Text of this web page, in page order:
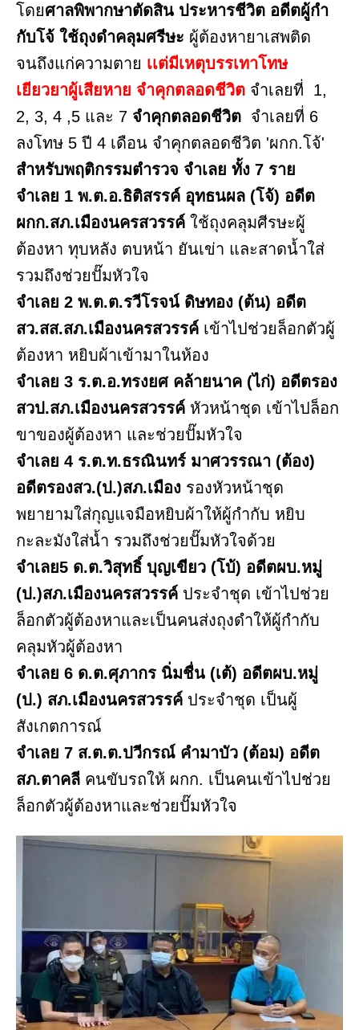
โดยศาลพิพากษาตัดสิน ประหารชีวิต อดีตผู้กำ
กับโจ้ ใช้ถุงดำคลุมศรีษะ ผู้ต้องหายาเสพติด
จนถึงแก่ความตาย เเต่มีเหตุบรรเทาโทษ
เยียวยาผู้เสียหาย จำคุกตลอดชีวิต จำเลยที่ 1,
2, 3, 4 ,5 และ 7 จำคุกตลอดชีวิต จำเลยที่ 6
ลงโทษ 5 ปี 4 เดือน จำคุกตลอดชีวิต 'ผกก.โจ้'
สำหรับพฤติกรรมตำรวจ จำเลย ทั้ง 7 ราย
จำเลย 1 พ.ต.อ.ธิติสรรค์ อุทธนผล (โจ้) อดีต
ผกก.สภ.เมืองนครสวรรค์ ใช้ถุงคลุมศีรษะผู้
ต้องหา ทุบหลัง ตบหน้า ยันเข่า และสาดน้ำใส่
รวมถึงช่วยปั๊มหัวใจ
จำเลย 2 พ.ต.ต.รวีโรจน์ ดิษทอง (ต้น) อดีต
สว.สส.สภ.เมืองนครสวรรค์ เข้าไปช่วยล็อกตัวผู้
ต้องหา หยิบผ้าเข้ามาในห้อง
จำเลย 3 ร.ต.อ.ทรงยศ คล้ายนาค (ไก่) อดีตรอง
สวป.สภ.เมืองนครสวรรค์ หัวหน้าชุด เข้าไปล็อก
ขาของผู้ต้องหา และช่วยปั๊มหัวใจ
จำเลย 4 ร.ต.ท.ธรณินทร์ มาศวรรณา (ต้อง)
อดีตรองสว.(ป.)สภ.เมือง รองหัวหน้าชุด
พยายามใส่กุญแจมือหยิบผ้าให้ผู้กำกับ หยิบ
กะละมังใส่น้ำ รวมถึงช่วยปั๊มหัวใจด้วย
จำเลย5 ด.ต.วิสุทธิ์ บุญเขียว (โบ้) อดีตผบ.หมู่
(ป.)สภ.เมืองนครสวรรค์ ประจำชุด เข้าไปช่วย
ล็อกตัวผู้ต้องหาและเป็นคนส่งถุงดำให้ผู้กำกับ
คลุมหัวผู้ต้องหา
จำเลย 6 ด.ต.ศุภากร นิ่มชื่น (เต้) อดีตผบ.หมู่
(ป.) สภ.เมืองนครสวรรค์ ประจำชุด เป็นผู้
สังเกตการณ์
จำเลย 7 ส.ต.ต.ปวีกรณ์ คำมาบัว (ต้อม) อดีต
สภ.ตาคลี คนขับรถให้ ผกก. เป็นคนเข้าไปช่วย
ล็อกตัวผู้ต้องหาและช่วยปั๊มหัวใจ